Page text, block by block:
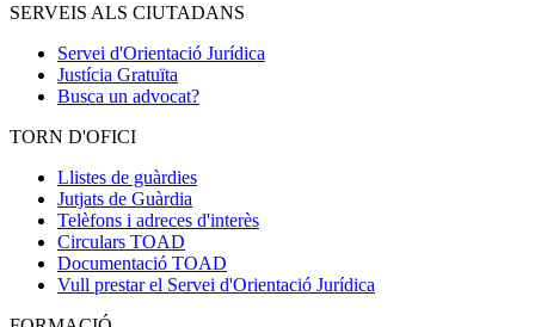
SERVEIS ALS CIUTADANS
Servei d'Orientació Jurídica
Justícia Gratuïta
Busca un advocat?
TORN D'OFICI
Llistes de guàrdies
Jutjats de Guàrdia
Telèfons i adreces d'interès
Circulars TOAD
Documentació TOAD
Vull prestar el Servei d'Orientació Jurídica